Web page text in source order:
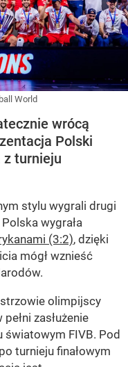
World
wrócą
Polski
z turnieju
stylu wygrali drugi
wygrała
(3:2), dzięki
mógł wznieść
olimpijscy
zasłużenie
światowym FIVB. Pod
turnieju finałowym